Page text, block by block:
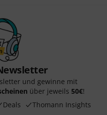
und gewinne mit
über jeweils 50€!
Deals Thomann Insights